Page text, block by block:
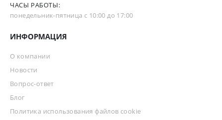
ЧАСЫ РАБОТЫ:
понедельник-пятница с 10:00 до 17:00
ИНФОРМАЦИЯ
О компании
Новости
Вопрос-ответ
Блог
Политика использования файлов cookie